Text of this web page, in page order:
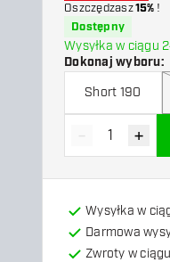
Oszczędzasz15% !
Dostępny
Wysyłka w ciągu
Dokonaj wyboru:
Short 190
Zmniejsz ilość
- +
Wysyłka w
Darmowa
Zwroty w